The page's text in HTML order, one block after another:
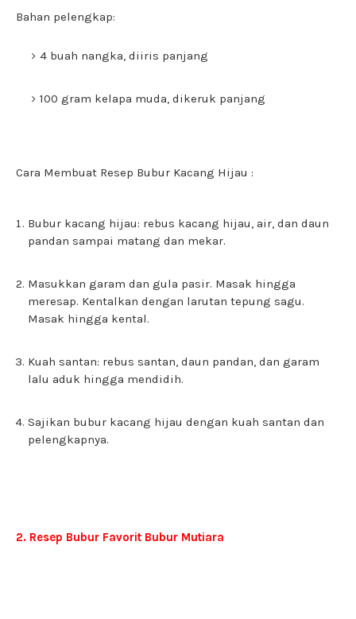
Bahan pelengkap:
4 buah nangka, diiris panjang
100 gram kelapa muda, dikeruk panjang
Cara Membuat Resep Bubur Kacang Hijau :
Bubur kacang hijau: rebus kacang hijau, air, dan daun
pandan sampai matang dan mekar.
Masukkan garam dan gula pasir. Masak hingga
meresap. Kentalkan dengan larutan tepung sagu.
Masak hingga kental.
Kuah santan: rebus santan, daun pandan, dan garam
lalu aduk hingga mendidih.
Sajikan bubur kacang hijau dengan kuah santan dan
pelengkapnya.
2. Resep Bubur Favorit Bubur Mutiara